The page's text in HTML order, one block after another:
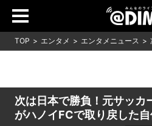
TOP エンタメ エンタメニュース
次は日本で勝負！元サッカ
がハノイFCで取り戻した